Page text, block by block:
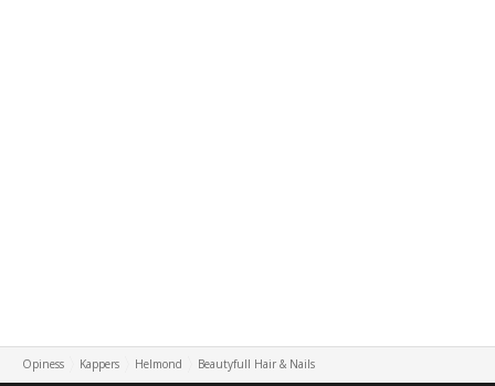
Opiness Kappers Helmond Beautyfull Hair & Nails